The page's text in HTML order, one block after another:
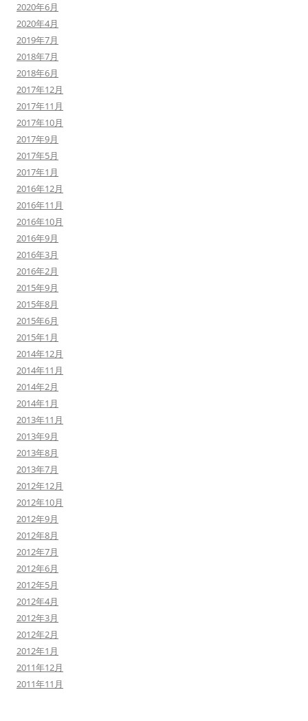
2020年6月
2020年4月
2019年7月
2018年7月
2018年6月
2017年12月
2017年11月
2017年10月
2017年9月
2017年5月
2017年1月
2016年12月
2016年11月
2016年10月
2016年9月
2016年3月
2016年2月
2015年9月
2015年8月
2015年6月
2015年1月
2014年12月
2014年11月
2014年2月
2014年1月
2013年11月
2013年9月
2013年8月
2013年7月
2012年12月
2012年10月
2012年9月
2012年8月
2012年7月
2012年6月
2012年5月
2012年4月
2012年3月
2012年2月
2012年1月
2011年12月
2011年11月